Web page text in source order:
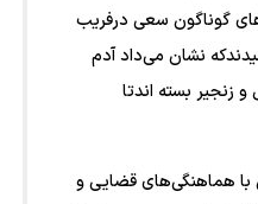
گوناگون سعی درفریب
مهمی رسیدندکه نشان می‌داد آدم
و زنجیر بسته اندتا
با هماهنگی‌های قضایی و